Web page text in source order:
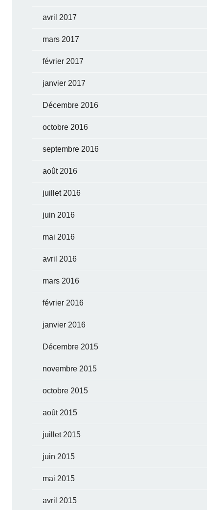
avril 2017
mars 2017
février 2017
janvier 2017
Décembre 2016
octobre 2016
septembre 2016
août 2016
juillet 2016
juin 2016
mai 2016
avril 2016
mars 2016
février 2016
janvier 2016
Décembre 2015
novembre 2015
octobre 2015
août 2015
juillet 2015
juin 2015
mai 2015
avril 2015